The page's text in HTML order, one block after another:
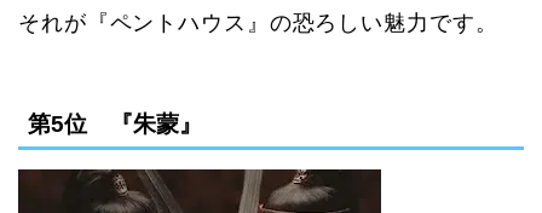
それが『ペントハウス』の恐ろしい魅力です。
第5位 『朱蒙』